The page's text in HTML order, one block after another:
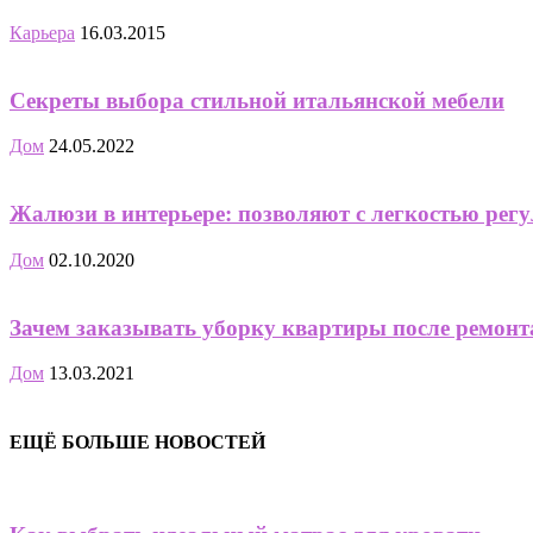
Карьера 16.03.2015
Секреты выбора стильной итальянской мебели
Дом 24.05.2022
Жалюзи в интерьере: позволяют с легкостью
Дом 02.10.2020
Зачем заказывать уборку квартиры после
Дом 13.03.2021
ЕЩЁ БОЛЬШЕ НОВОСТЕЙ